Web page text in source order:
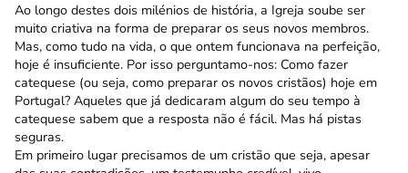
Ao longo destes dois milénios de história, a Igreja soube ser
muito criativa na forma de preparar os seus novos membros.
Mas, como tudo na vida, o que ontem funcionava na perfeição,
hoje é insuficiente. Por isso perguntamo-nos: Como fazer
catequese (ou seja, como preparar os novos cristãos) hoje em
Portugal? Aqueles que já dedicaram algum do seu tempo à
catequese sabem que a resposta não é fácil. Mas há pistas
seguras.
Em primeiro lugar precisamos de um cristão que seja, apesar